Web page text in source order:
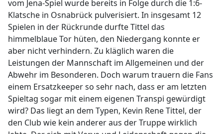
vom Jena-Spiel wurde bereits in Folge durch die 1:6-
Klatsche in Osnabrück pulverisiert. In insgesamt 12
Spielen in der Rückrunde durfte Tittel das
himmelblaue Tor hüten, den Niedergang konnte er
aber nicht verhindern. Zu kläglich waren die
Leistungen der Mannschaft im Allgemeinen und der
Abwehr im Besonderen. Doch warum trauern die Fans
einem Ersatzkeeper so sehr nach, dass er am letzten
Spieltag sogar mit einem eigenen Transpi gewürdigt
wird? Das liegt an dem Typen, Kevin Rene Tittel, der
den Club wie kein anderer aus der Truppe wirklich